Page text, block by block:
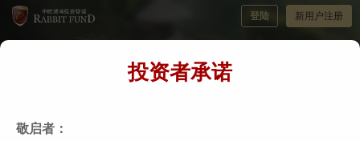
登陆 新用户注册
投资者承诺
敬启者：